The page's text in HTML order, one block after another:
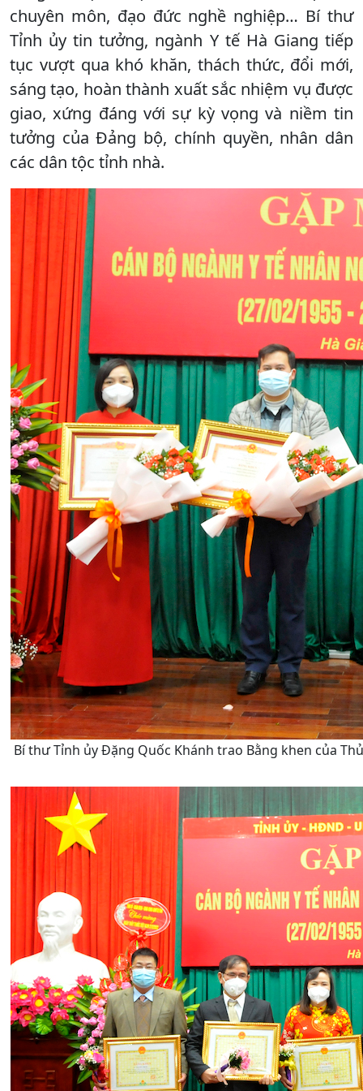
chuyên môn, đạo đức nghề nghiệp… Bí thư
Tỉnh ủy tin tưởng, ngành Y tế Hà Giang tiếp
tục vượt qua khó khăn, thách thức, đổi mới,
sáng tạo, hoàn thành xuất sắc nhiệm vụ được
giao, xứng đáng với sự kỳ vọng và niềm tin
tưởng của Đảng bộ, chính quyền, nhân dân
các dân tộc tỉnh nhà.
Bí thư Tỉnh ủy Đặng Quốc Khánh trao Bằng khen của